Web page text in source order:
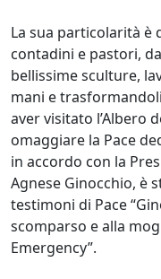
La sua particolarità è
contadini e pastori,
bellissime sculture,
mani e
aver visitato l’Albero
omaggiare la Pace
in accordo con la
Agnese Ginocchio, è
testimoni di Pace
scomparso e alla
Emergency”.